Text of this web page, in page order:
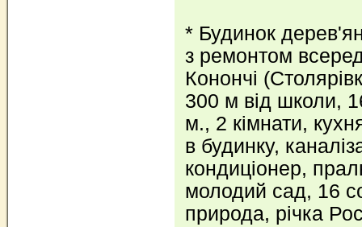
* Будинок
з ремонтом
Конончі
300 м від школи,
м., 2 кімнати,
в будинку,
кондиціонер,
молодий сад, 16
природа, річка